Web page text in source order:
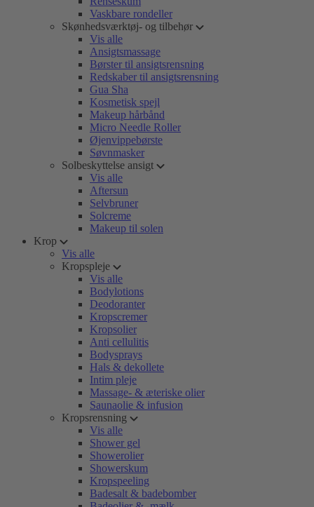
Vaskbare rondeller
Skønhedsværktøj- og tilbehør
Vis alle
Ansigtsmassage
Børster til ansigtsrensning
Redskaber til ansigtsrensning
Gua Sha
Kosmetisk spejl
Makeup hårbånd
Micro Needle Roller
Øjenvippebørste
Søvnmasker
Solbeskyttelse ansigt
Vis alle
Aftersun
Selvbruner
Solcreme
Makeup til solen
Krop
Vis alle
Kropspleje
Vis alle
Bodylotions
Deodoranter
Kropscremer
Kropsolier
Anti cellulitis
Bodysprays
Hals & dekollete
Intim pleje
Massage- & æteriske olier
Saunaolie & infusion
Kropsrensning
Vis alle
Shower gel
Showerolier
Showerskum
Kropspeeling
Badesalt & badebomber